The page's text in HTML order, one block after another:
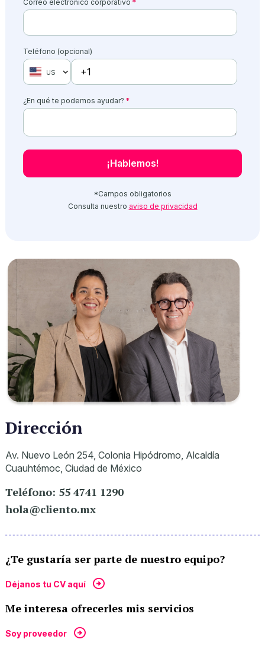
Correo electrónico corporativo *
Teléfono (opcional)
US
¿En qué te podemos ayudar? *
*Campos obligatorios
Consulta nuestro aviso de privacidad
Dirección
Av. Nuevo León 254, Colonia Hipódromo, Alcaldía
Cuauhtémoc, Ciudad de México
Teléfono: 55 4741 1290
hola@cliento.mx
¿Te gustaría ser parte de nuestro equipo?
Déjanos tu CV aquí
Me interesa ofrecerles mis servicios
Soy proveedor